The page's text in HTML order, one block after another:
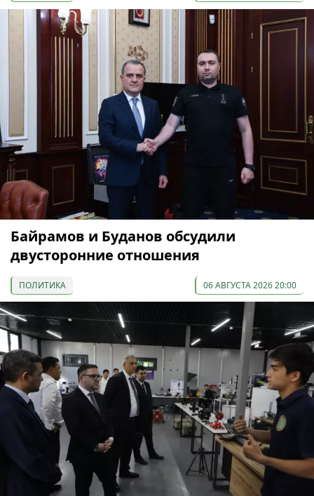
Байрамов и Буданов обсудили
двусторонние отношения
ПОЛИТИКА 06 АВГУСТА 2026 20:00